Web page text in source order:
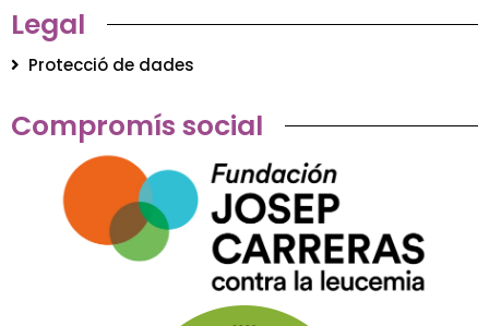
Legal
Protecció de dades
Compromís social